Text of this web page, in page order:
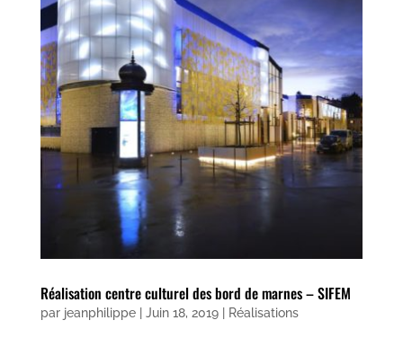
Réalisation centre culturel des bord de marnes – SIFEM
par jeanphilippe| Juin 18, 2019| Réalisations